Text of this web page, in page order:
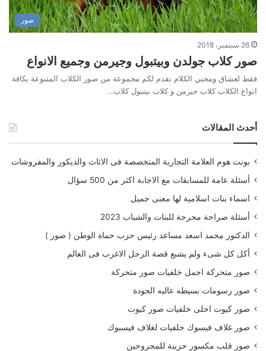
صور
26 سبتمبر، 2018
صور كلاب جولدن وبيتبول وجيرمن وجميع الانواع
فقط لعشاق ومحبي الكلام نقدم لكم مجموعة من صور الكلاب المتنوعة بكافة
انواع الكلاب كلاب جيرمن و كلاب بيتبول كلاب…
أحدث المقالات
بونت هوم العلامة التجارية المتخصصة فى الاثاث والديكور والمفروشات
أسئلة عامة للمسابقات مع الاجابة اكثر من 500 سؤال
اسماء بنات اسلامية لها معنى جميل
أسئلة صراحة محرجة للبنات والشباب 2023
الدكتور محمد اسعد مساعد رئيس حزب حماة الوطن ( صور )
أكل كل شىء ولم يشبع قصة الرجل الاغرب فى العالم
صور متحركة اجمل خلفيات صور متحركة
صور رسومات بسيطه عاليه الجودة
صور كيوت احلى خلفيات صور كيوت
صور غلاف فيسوك خلفيات لغلاف فيسبوك
صور قلب مكسور حزينة للمجروحين